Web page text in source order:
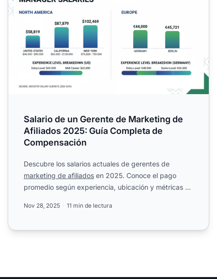
Salario de un Gerente de Marketing de
Afiliados 2025: Guía Completa de
Compensación
Descubre los salarios actuales de gerentes de
marketing de afiliados en 2025. Conoce el pago
promedio según experiencia, ubicación y métricas de
Nov 28, 2025 11 min de lectura